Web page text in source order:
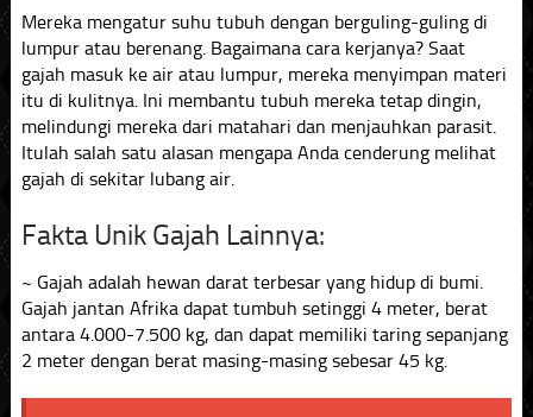
Mereka mengatur suhu tubuh dengan berguling-guling di
lumpur atau berenang. Bagaimana cara kerjanya? Saat
gajah masuk ke air atau lumpur, mereka menyimpan materi
itu di kulitnya. Ini membantu tubuh mereka tetap dingin,
melindungi mereka dari matahari dan menjauhkan parasit.
Itulah salah satu alasan mengapa Anda cenderung melihat
gajah di sekitar lubang air.
Fakta Unik Gajah Lainnya:
~ Gajah adalah hewan darat terbesar yang hidup di bumi.
Gajah jantan Afrika dapat tumbuh setinggi 4 meter, berat
antara 4.000-7.500 kg, dan dapat memiliki taring sepanjang
2 meter dengan berat masing-masing sebesar 45 kg.